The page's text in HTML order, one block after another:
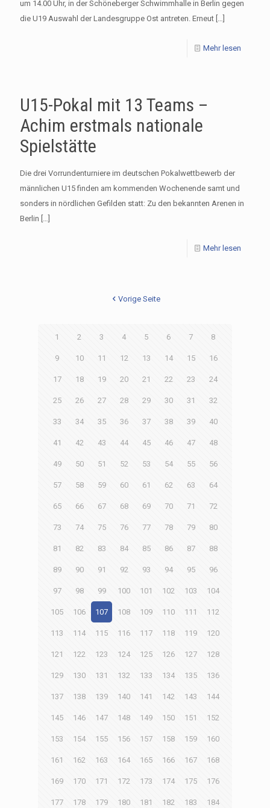
um 14.00 Uhr, in der Schöneberger Schwimmhalle in Berlin gegen
die U19 Auswahl der Landesgruppe Ost antreten. Erneut
Mehr lesen
U15-Pokal mit 13 Teams –
Achim erstmals nationale
Spielstätte
Die drei Vorrundenturniere im deutschen Pokalwettbewerb der
männlichen U15 finden am kommenden Wochenende samt und
sonders in nördlichen Gefilden statt: Zu den bekannten Arenen in
Berlin
Mehr lesen
Vorige Seite
1 2 3 4 5 6 7 8
9 10 11 12 13 14 15 16
17 18 19 20 21 22 23 24
25 26 27 28 29 30 31 32
33 34 35 36 37 38 39 40
41 42 43 44 45 46 47 48
49 50 51 52 53 54 55 56
57 58 59 60 61 62 63 64
65 66 67 68 69 70 71 72
73 74 75 76 77 78 79 80
81 82 83 84 85 86 87 88
89 90 91 92 93 94 95 96
97 98 99 100 101 102 103 104
105 106 107 108 109 110 111 112
113 114 115 116 117 118 119 120
121 122 123 124 125 126 127 128
129 130 131 132 133 134 135 136
137 138 139 140 141 142 143 144
145 146 147 148 149 150 151 152
153 154 155 156 157 158 159 160
161 162 163 164 165 166 167 168
169 170 171 172 173 174 175 176
177 178 179 180 181 182 183 184